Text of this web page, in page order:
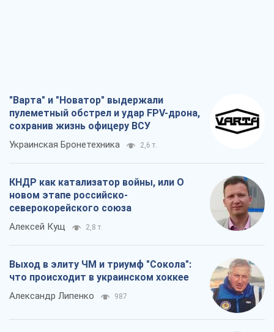
"Варта" и "Новатор" выдержали
пулеметный обстрел и удар FPV-дрона,
сохранив жизнь офицеру ВСУ
Украинская Бронетехника 2,6 т.
КНДР как катализатор войны, или О
новом этапе российско-
северокорейского союза
Алексей Кущ 2,8 т.
Выход в элиту ЧМ и триумф "Сокола":
что происходит в украинском хоккее
Александр Липенко 987